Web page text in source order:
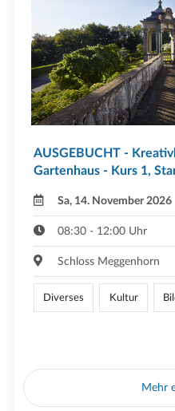
AUSGEBUCHT -
Gartenhaus - Kurs 1,
Sa, 14. November 2026
08:30 - 12:00 Uhr
Schloss Meggenhorn
Diverses Kultur
Mehr